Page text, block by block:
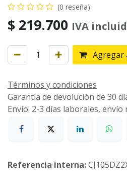
(0 reseña)
$ 219.700 IVA
Agregar
Términos y condiciones
Garantía de devolución de 30
Envío: 2-3 días laborales, envío
Referencia interna: